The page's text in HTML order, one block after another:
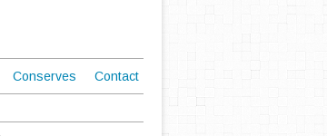
Conserves Contact